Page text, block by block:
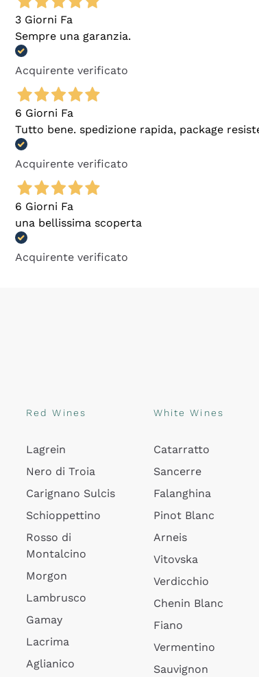
3 Giorni Fa
Sempre una garanzia.
Acquirente verificato
6 Giorni Fa
Tutto bene. spedizione rapida, package
Acquirente verificato
6 Giorni Fa
una bellissima scoperta
Acquirente verificato
Red Wines
Lagrein
Nero di Troia
Carignano Sulcis
Schioppettino
Rosso di
Montalcino
Morgon
Lambrusco
Gamay
Lacrima
Aglianico
White Wines
Catarratto
Sancerre
Falanghina
Pinot Blanc
Arneis
Vitovska
Verdicchio
Chenin Blanc
Fiano
Vermentino
Sauvignon